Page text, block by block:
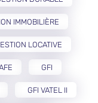
IMMOBILIÈRE
LOCATIVE
GFI
GFI VATEL II